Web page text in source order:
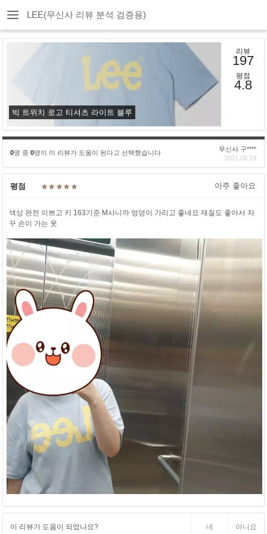
LEE(무신사 리뷰 분석 검증용)
빅 트위치 로고 티셔츠 라이트 블루
리뷰
197
평점
4.8
0명 중 0명이 이 리뷰가 도움이 된다고 선택했습니다
무신사 구****
2021.08.24
평점 아주 좋아요
색상 완전 이쁘고 키 163기준 M사니까 엉덩이 가리고 좋네요 재질도 좋아서 자
꾸 손이 가는 옷
이 리뷰가 도움이 되었나요? 네 아니요